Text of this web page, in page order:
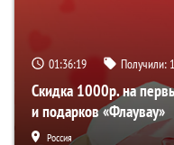
01:36:18 Получили:
Скидка 1000р. на
и подарков «Флаувау»
Россия